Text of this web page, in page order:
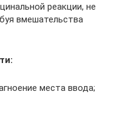
реакции, не
вмешательства
места ввода;